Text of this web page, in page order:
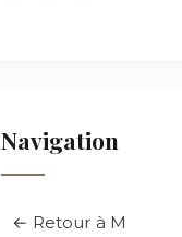
Navigation
← Retour à M